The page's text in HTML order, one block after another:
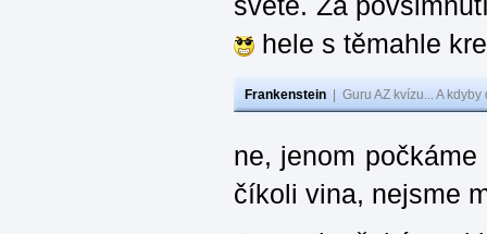
hele s těmahle
Frankenstein Guru AZ kvízu... A
ne, jenom
číkoli vina, nejsme